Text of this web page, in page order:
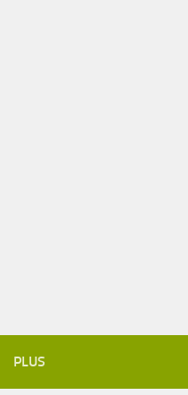
PLUS